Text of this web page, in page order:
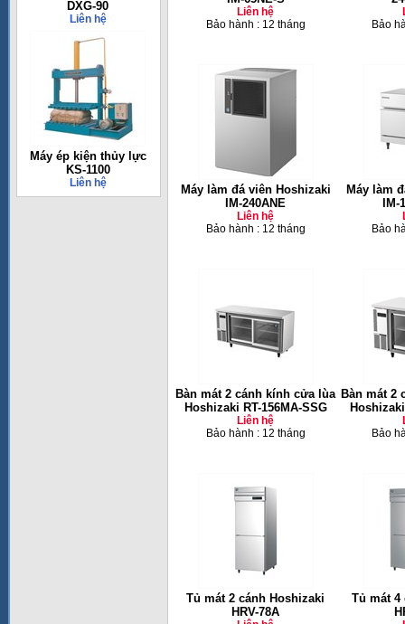
DXG-90
Liên hệ
Máy ép kiện thủy lực
KS-1100
Liên hệ
Liên hệ
Bảo hành : 12 tháng
Bảo
Máy làm đá viên Hoshizaki
IM-240ANE
Liên hệ
Bảo hành : 12 tháng
Máy làm
Bảo
Bàn mát 2 cánh kính cửa lùa
Hoshizaki RT-156MA-SSG
Liên hệ
Bảo hành : 12 tháng
Bàn mát 2
Bảo
Tủ mát 2 cánh Hoshizaki
HRV-78A
Tủ mát 4